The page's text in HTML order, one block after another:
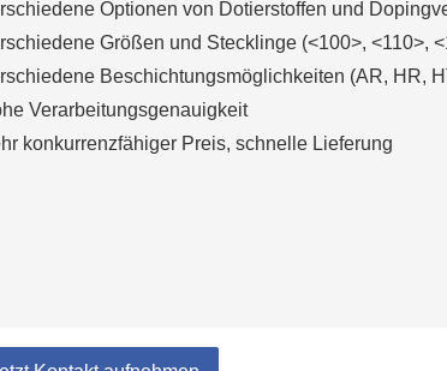
Optionen von Dotierstoffen und
Größen und Stecklinge (<100>, <110>,
Beschichtungsmöglichkeiten (AR, HR,
Verarbeitungsgenauigkeit
konkurrenzfähiger Preis, schnelle Lieferung